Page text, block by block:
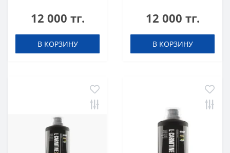
12 000 тг.
В КОРЗИНУ
12 000 тг.
В КОРЗИНУ